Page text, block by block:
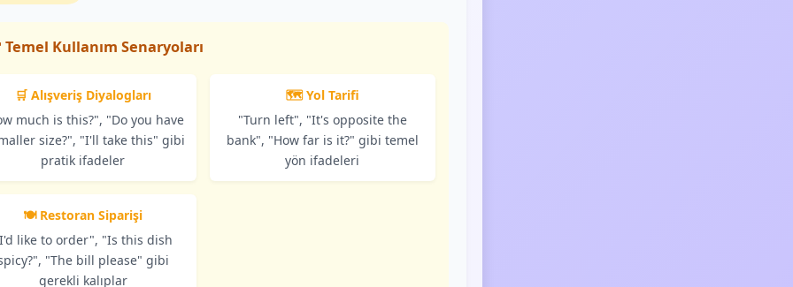
Temel Kullanım Senaryoları
🛒 Alışveriş Diyalogları
much is this?", "Do you have
size?", "I'll take this" gibi
pratik ifadeler
🗺️ Yol Tarifi
"Turn left", "It's opposite the
bank", "How far is it?" gibi temel
yön ifadeleri
🍽️ Restoran Siparişi
like to order", "Is this dish
"The bill please" gibi
gerekli kalıplar